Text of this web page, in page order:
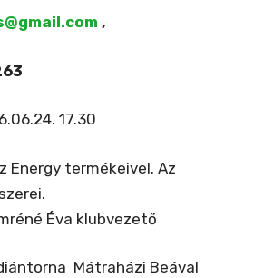
,
17.30
Energy termékeivel. Az
Éva klubvezető
Mátraházi Beával